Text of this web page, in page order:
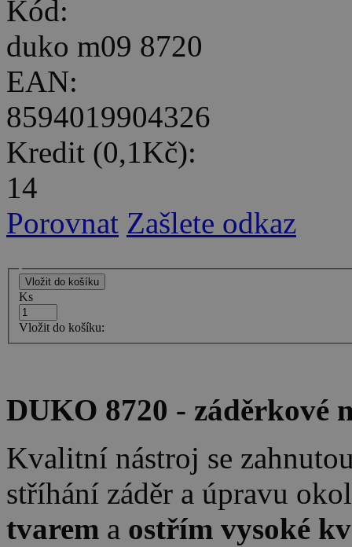
Kód:
duko m09 8720
EAN:
8594019904326
Kredit (0,1Kč):
14
Porovnat Zašlete odkaz
Ks
Vložit do košíku:
DUKO 8720 - záděrkové
Kvalitní nástroj se
stříhání záděr a úpravu
tvarem a ostřím vysoké